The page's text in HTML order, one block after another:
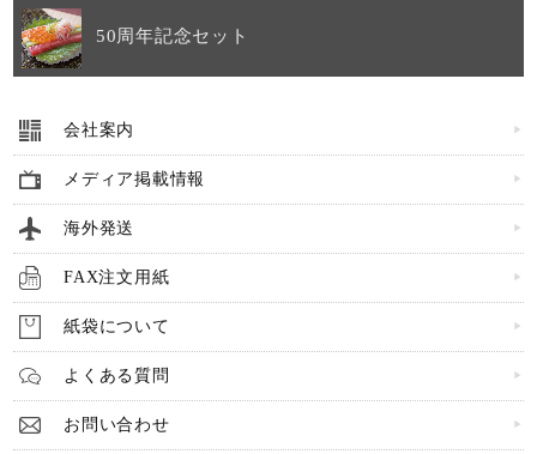
50周年記念セット
会社案内
メディア掲載情報
海外発送
FAX注文用紙
紙袋について
よくある質問
お問い合わせ